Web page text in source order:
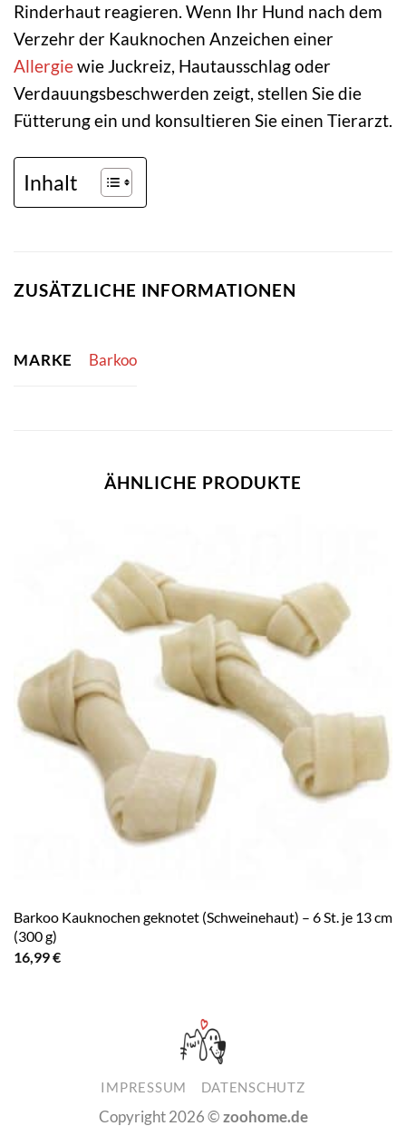
Rinderhaut reagieren. Wenn Ihr Hund nach dem
Verzehr der Kauknochen Anzeichen einer
Allergiewie Juckreiz, Hautausschlag oder
Verdauungsbeschwerden zeigt, stellen Sie die
Fütterung ein und konsultieren Sie einen Tierarzt.
Inhalt
ZUSÄTZLICHE INFORMATIONEN
MARKE Barkoo
ÄHNLICHE PRODUKTE
Barkoo Kauknochen geknotet (Schweinehaut) – 6 St. je 13 cm
(300 g)
16,99€
IMPRESSUM DATENSCHUTZ
Copyright 2026 ©zoohome.de